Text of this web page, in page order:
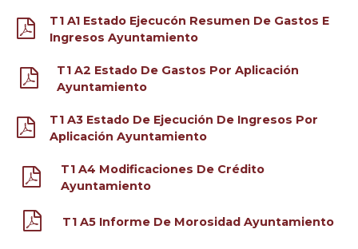
T1 A1 Estado Ejecucón Resumen De Gastos E
Ingresos Ayuntamiento
T1 A2 Estado De Gastos Por Aplicación
Ayuntamiento
T1 A3 Estado De Ejecución De Ingresos Por
Aplicación Ayuntamiento
T1 A4 Modificaciones De Crédito
Ayuntamiento
T1 A5 Informe De Morosidad Ayuntamiento